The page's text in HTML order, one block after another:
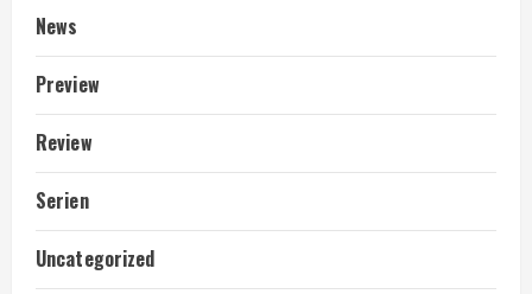
News
Preview
Review
Serien
Uncategorized